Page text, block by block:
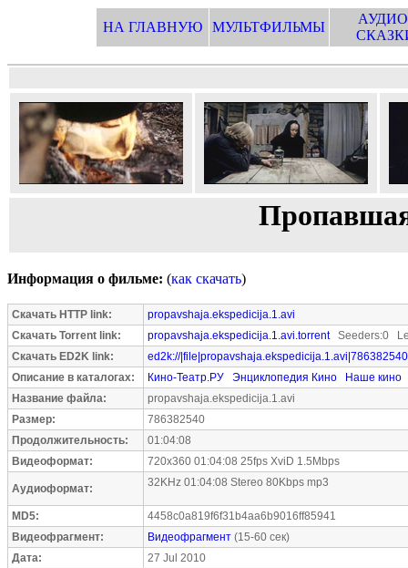
НА ГЛАВНУЮ МУЛЬТФИЛЬМЫ
Информация о фильме: (как скачать)
Скачать HTTP link:
propavshaja.ekspedicija.1.avi
Скачать Torrent link:
propavshaja.ekspedicija.1.avi.torrentSeeders:0
Скачать ED2K link:
ed2k://
Описание в каталогах:
Кино-Театр.РУ Энциклопедия Кино
Наше кино
Название файла:
propavshaja.ekspedicija.1.avi
Размер:
786382540
Продолжительность:
01:04:08
Видеоформат:
720x360 01:04:08 25fps XviD 1.5Mbps
Аудиоформат: 32KHz 01:04:08 Stereo 80Kbps mp3
MD5:
4458c0a819f6f31b4aa6b9016ff85941
Видеофрагмент:
Видеофрагмент (15-60 сек)
Дата:
27 Jul 2010